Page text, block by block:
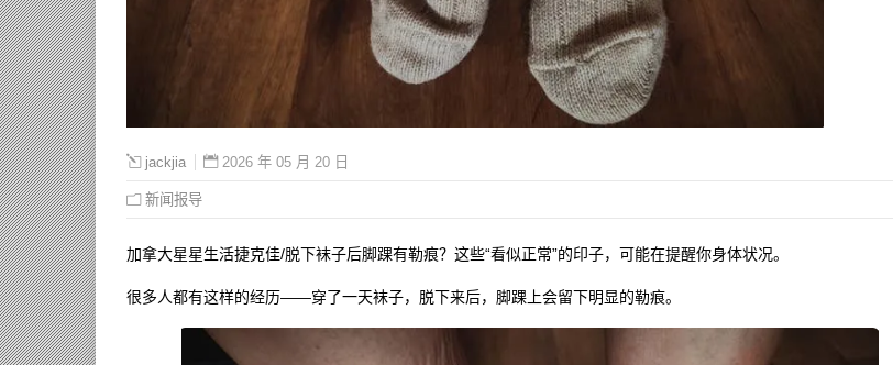
jackjia 2026 年 05 月 20 日
新闻报导
加拿大星星生活捷克佳/脱下袜子后脚踝有勒痕？这些“看似正常”的印子，可能在提醒你身体状况。
很多人都有这样的经历——穿了一天袜子，脱下来后，脚踝上会留下明显的勒痕。